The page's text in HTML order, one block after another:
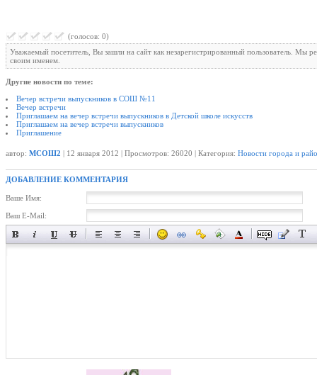
(голосов: 0)
Уважаемый посетитель, Вы зашли на сайт как незарегистрированный пользователь. Мы
своим именем.
Другие новости по теме:
Вечер встречи выпускников в СОШ №11
Вечер встречи
Приглашаем на вечер встречи выпускников в Детской школе искусств
Приглашаем на вечер встречи выпускников
Приглашение
автор: МСОШ2 | 12 января 2012 | Просмотров: 26020 | Категория: Новости города и
ДОБАВЛЕНИЕ КОММЕНТАРИЯ
Ваше Имя:
Ваш E-Mail: